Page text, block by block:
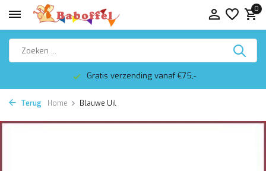
0
Gratis verzending vanaf €75,-
Terug Home Blauwe Uil